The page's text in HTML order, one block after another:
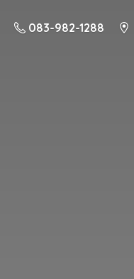
083-982-1288